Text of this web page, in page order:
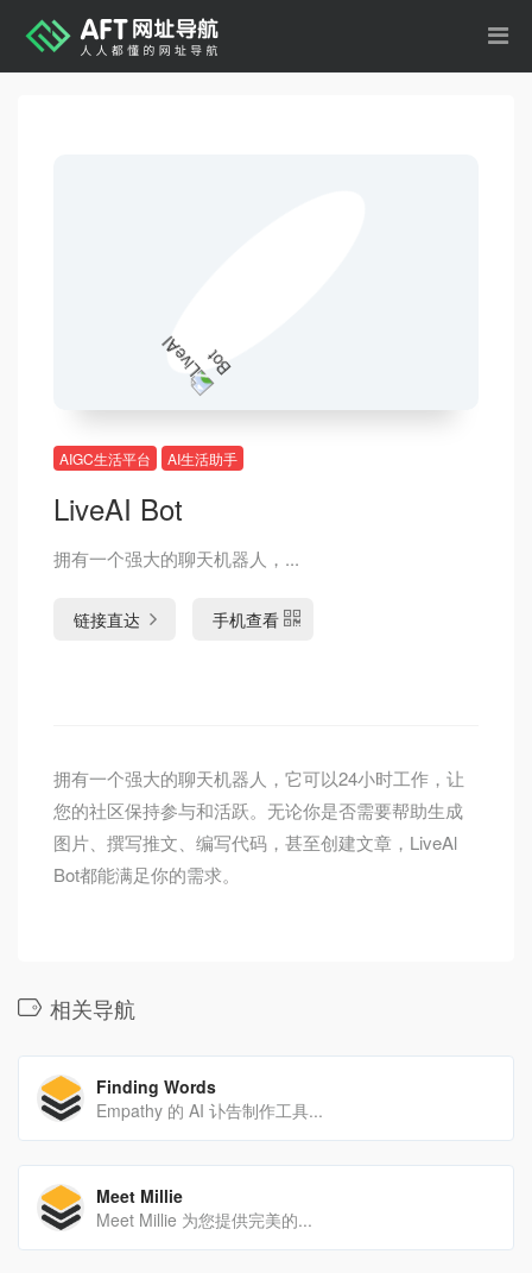
AIGC生活平台 AI生活助手
LiveAI Bot
拥有一个强大的聊天机器人，...
链接直达 手机查看
拥有一个强大的聊天机器人，它可以24小时工作，让
您的社区保持参与和活跃。无论你是否需要帮助生成
图片、撰写推文、编写代码，甚至创建文章，LiveAl
Bot都能满足你的需求。
相关导航
Finding Words
Empathy 的 AI 讣告制作工具...
Meet Millie
Meet Millie 为您提供完美的...